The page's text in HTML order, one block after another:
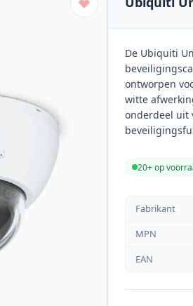
De Ubiquiti
ontworpen
witte
onderdeel uit
20+ op
Fabrikant
MPN
EAN